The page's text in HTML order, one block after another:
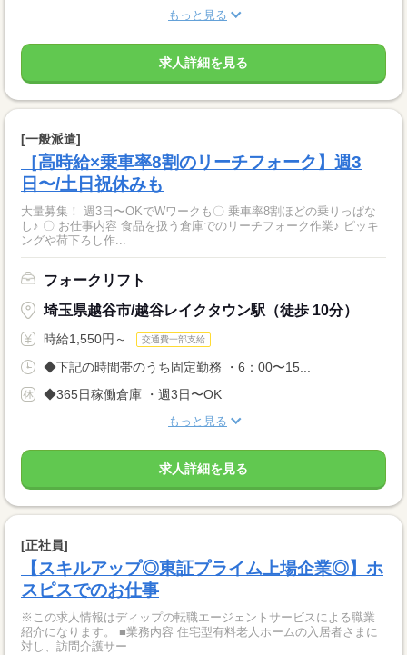
もっと見る
求人詳細を見る
[一般派遣]
［高時給×乗車率8割のリーチフォーク】週3
日〜/土日祝休みも
大量募集！ 週3日〜OKでWワークも〇 乗車率8割ほどの乗りっぱな
し♪ 〇 お仕事内容 食品を扱う倉庫でのリーチフォーク作業♪ ピッキ
ングや荷下ろし作...
フォークリフト
埼玉県越谷市/越谷レイクタウン駅（徒歩 10分）
時給1,550円～ 交通費一部支給
◆下記の時間帯のうち固定勤務 ・6：00〜15...
◆365日稼働倉庫 ・週3日〜OK
もっと見る
求人詳細を見る
[正社員]
【スキルアップ◎東証プライム上場企業◎】ホ
スピスでのお仕事
※この求人情報はディップの転職エージェントサービスによる職業
紹介になります。 ■業務内容 住宅型有料老人ホームの入居者さまに
対し、訪問介護サー...